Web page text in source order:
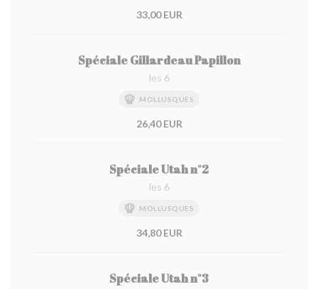
33,00 EUR
Spéciale Gillardeau Papillon
les 6
MOLLUSQUES
26,40 EUR
Spéciale Utah n°2
les 6
MOLLUSQUES
34,80 EUR
Spéciale Utah n°3